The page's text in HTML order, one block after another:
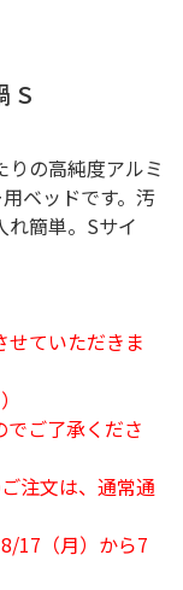
S
の高純度アルミ
ベッドです。汚
簡単。Sサイ
ていただきま
ご了承くださ
注文は、通常通
17（月）から7